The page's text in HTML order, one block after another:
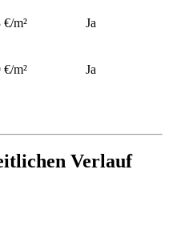
€/m² Ja
€/m² Ja
Verlauf